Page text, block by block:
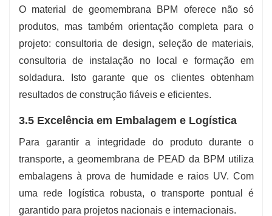
O material de geomembrana BPM oferece não só
produtos, mas também orientação completa para o
projeto: consultoria de design, seleção de materiais,
consultoria de instalação no local e formação em
soldadura. Isto garante que os clientes obtenham
resultados de construção fiáveis ​​e eficientes.
3.5 Excelência em Embalagem e Logística
Para garantir a integridade do produto durante o
transporte, a geomembrana de PEAD da BPM utiliza
embalagens à prova de humidade e raios UV. Com
uma rede logística robusta, o transporte pontual é
garantido para projetos nacionais e internacionais.